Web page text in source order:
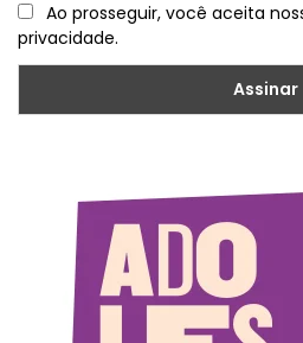
Ao prosseguir, você aceita
privacidade.